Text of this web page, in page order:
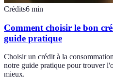
Crédits6 min
Comment choisir le bon
guide pratique
Choisir un crédit à la
notre guide pratique pour trouver
mieux.